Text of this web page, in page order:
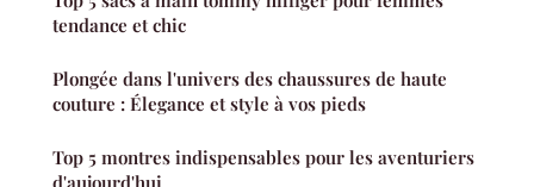
tendance et chic
Plongée dans l'univers des chaussures de haute
couture : Élegance et style à vos pieds
Top 5 montres indispensables pour les aventuriers
d'aujourd'hui